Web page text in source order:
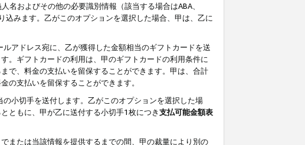
およびその他の必要識別情報（該当する場合はABA、
みます。乙がこのオプションを選択した場合、甲は、乙に
アドレス宛に、乙が獲得した金額相当のギフトカードを送
。ギフトカードの利用は、甲のギフトカードの利用条件に
で、料金の支払いを留保することができます。甲は、合計
の支払いを留保することができます。
小切手を送付します。乙がこのオプションを選択した場
ともに、甲が乙に送付する小切手1枚につき支払可能金額表
または当該情報を提供するまでの間、甲の裁量により別の